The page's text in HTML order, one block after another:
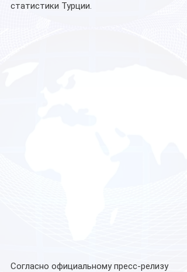
статистики Турции.
Согласно официальному пресс-релизу